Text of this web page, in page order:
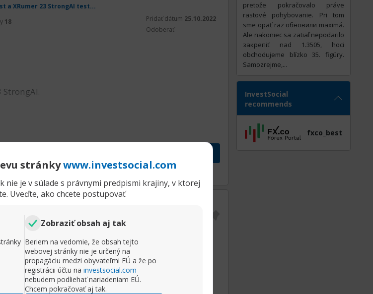
stránkywww.investsocial.com
nie je v súlade s právnymi predpismi krajiny, v ktorej
Uveďte, ako chcete postupovať
Zobraziť obsah aj tak
Beriem na vedomie, že obsah tejto
webovej stránky nie je určený na
propagáciu medzi obyvateľmi EÚ a že po
registrácii účtu na investsocial.com
nebudem podliehať nariadeniam EÚ.
Chcem pokračovať aj tak.
a XRumer 23 StrongAI test...
18 Pridať dátum 25.10.2022
Odoberať
StrongAI.
Komentr
a XRumer 23 StrongAI test...
StrongAI.
pretože pokračovalo práve
rastové pohybovanie. Pri tom
sme opäť raz обновили maximá.
Ale nakoniec sa zatiaľ nepodarilo
закрепiť nad 1.3505, hoci
obchodujeme blízko 35. figúry.
Samozrejme,...
InvestSocial
recommends
fxco_best